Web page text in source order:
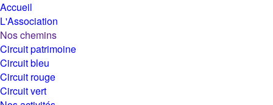
Accueil
L'Association
Nos chemins
Circuit patrimoine
Circuit bleu
Circuit rouge
Circuit vert